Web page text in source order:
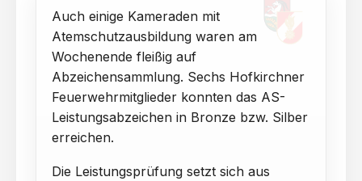
Auch einige Kameraden mit
Atemschutzausbildung waren am
Wochenende fleißig auf
Abzeichensammlung. Sechs Hofkirchner
Feuerwehrmitglieder konnten das AS-
Leistungsabzeichen in Bronze bzw. Silber
erreichen.
Die Leistungsprüfung setzt sich aus